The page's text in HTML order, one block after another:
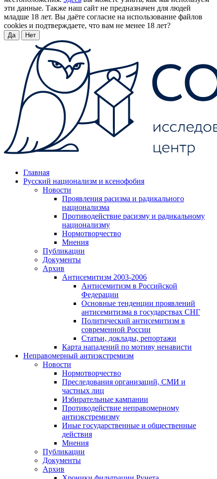
эти данные. Также наш сайт не предназначен для людей
младше 18 лет. Вы даёте согласие на использование файлов
cookies и подтверждаете, что вам не менее 18 лет?
Да Нет
Главная
Русский национализм и ксенофобия
Новости
Проявления расизма и радикального
национализма
Противодействие расизму и радикальному
национализму
Нормотворчество
Мнения
Публикации
Документы
Архив
Антисемитизм 2003-2006
Антисемитизм в Российской
Федерации
Основные тенденции проявлений
антисемитизма в государствах СНГ
Политический антисемитизм в
современной России
Статьи, доклады, репортажи
Карта нападений по мотиву ненависти
Неправомерный антиэкстремизм
Новости
Нормотворчество
Преследования организаций, СМИ и
частных лиц
Избирательные кампании
Противодействие неправомерному
антиэкстремизму
Иные государственные и общественные
действия
Мнения
Публикации
Документы
Архив